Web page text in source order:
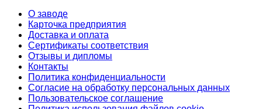
О заводе
Карточка предприятия
Доставка и оплата
Сертификаты соответствия
Отзывы и дипломы
Контакты
Политика конфиденциальности
Согласие на обработку персональных данных
Пользовательское соглашение